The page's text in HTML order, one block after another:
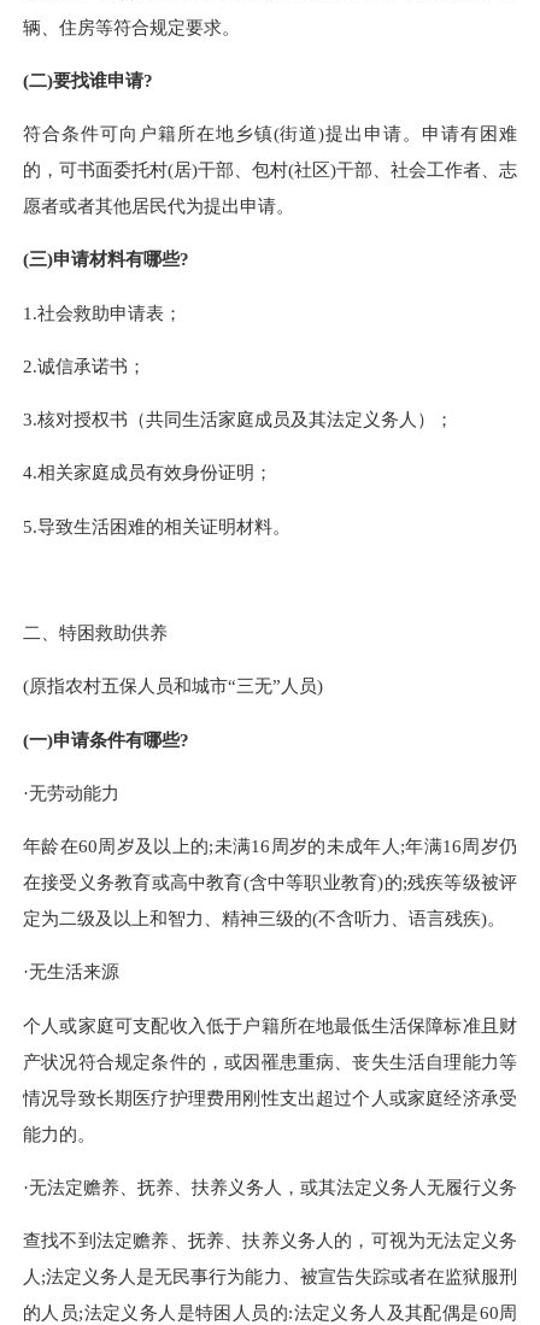
辆、住房等符合规定要求。
(二)要找谁申请?
符合条件可向户籍所在地乡镇(街道)提出申请。申请有困难
的，可书面委托村(居)干部、包村(社区)干部、社会工作者、志
愿者或者其他居民代为提出申请。
(三)申请材料有哪些?
1.社会救助申请表 ；
2.诚信承诺书；
3.核对授权书（共同生活家庭成员及其法定义务人）；
4.相关家庭成员有效身份证明；
5.导致生活困难的相关证明材料。
二、 特困救助供养
(原指农村五保人员和城市“三无”人员)
(一)申请条件有哪些?
·无劳动能力
年龄在60周岁及以上的;未满16周岁的未成年人;年满16周岁仍
在接受义务教育或高中教育(含中等职业教育)的;残疾等级被评
定为二级及以上和智力、精神三级的(不含听力、语言残疾)。
·无生活来源
个人或家庭可支配收入低于户籍所在地最低生活保障标准且财
产状况符合规定条件的，或因罹患重病、丧失生活自理能力等
情况导致长期医疗护理费用刚性支出超过个人或家庭经济承受
能力的。
·无法定赡养、抚养、扶养义务人，或其法定义务人无履行义务
查找不到法定赡养、抚养、扶养义务人的，可视为无法定义务
人 ;法定义务人是无民事行为能力、被宣告失踪或者在监狱服刑
的人员;法定义务人是特困人员的:法定义务人及其配偶是60周